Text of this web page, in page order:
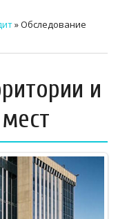
» Обследование
и